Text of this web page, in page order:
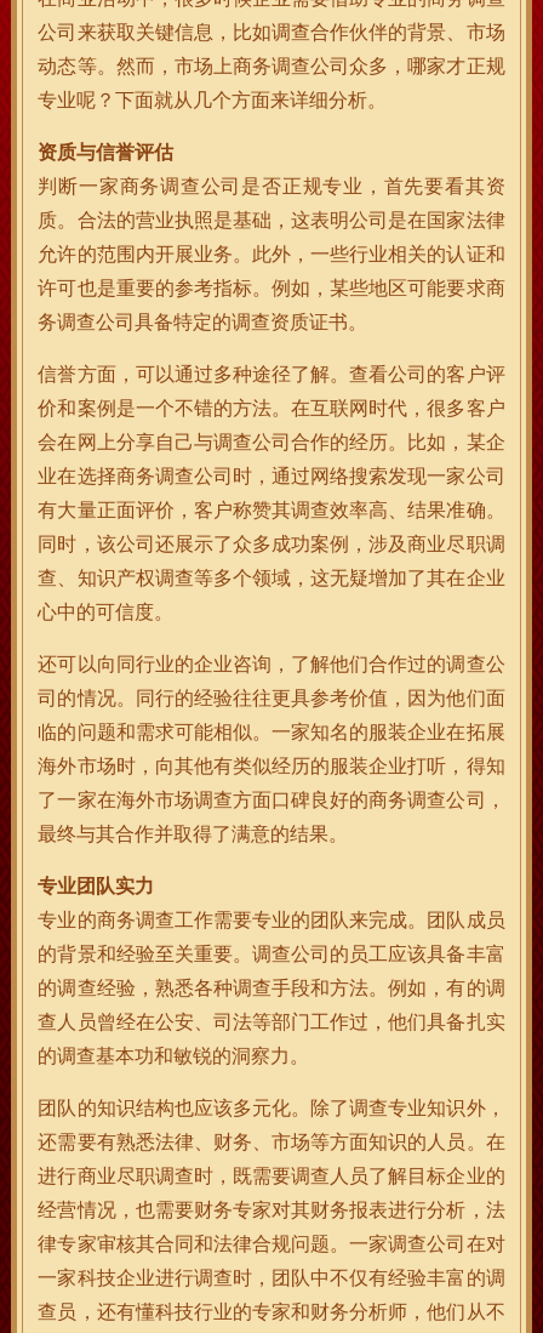
公司来获取关键信息，比如调查合作伙伴的背景、市场
动态等。然而，市场上商务调查公司众多，哪家才正规
专业呢？下面就从几个方面来详细分析。
资质与信誉评估
判断一家商务调查公司是否正规专业，首先要看其资
质。合法的营业执照是基础，这表明公司是在国家法律
允许的范围内开展业务。此外，一些行业相关的认证和
许可也是重要的参考指标。例如，某些地区可能要求商
务调查公司具备特定的调查资质证书。
信誉方面，可以通过多种途径了解。查看公司的客户评
价和案例是一个不错的方法。在互联网时代，很多客户
会在网上分享自己与调查公司合作的经历。比如，某企
业在选择商务调查公司时，通过网络搜索发现一家公司
有大量正面评价，客户称赞其调查效率高、结果准确。
同时，该公司还展示了众多成功案例，涉及商业尽职调
查、知识产权调查等多个领域，这无疑增加了其在企业
心中的可信度。
还可以向同行业的企业咨询，了解他们合作过的调查公
司的情况。同行的经验往往更具参考价值，因为他们面
临的问题和需求可能相似。一家知名的服装企业在拓展
海外市场时，向其他有类似经历的服装企业打听，得知
了一家在海外市场调查方面口碑良好的商务调查公司，
最终与其合作并取得了满意的结果。
专业团队实力
专业的商务调查工作需要专业的团队来完成。团队成员
的背景和经验至关重要。调查公司的员工应该具备丰富
的调查经验，熟悉各种调查手段和方法。例如，有的调
查人员曾经在公安、司法等部门工作过，他们具备扎实
的调查基本功和敏锐的洞察力。
团队的知识结构也应该多元化。除了调查专业知识外，
还需要有熟悉法律、财务、市场等方面知识的人员。在
进行商业尽职调查时，既需要调查人员了解目标企业的
经营情况，也需要财务专家对其财务报表进行分析，法
律专家审核其合同和法律合规问题。一家调查公司在对
一家科技企业进行调查时，团队中不仅有经验丰富的调
查员，还有懂科技行业的专家和财务分析师，他们从不